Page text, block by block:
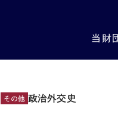
当財
その他 政治外交史